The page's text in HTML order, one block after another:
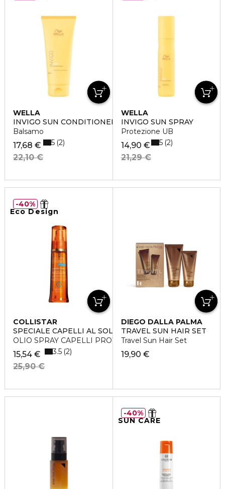
WELLA
INVIGO SUN CONDITIONER
Balsamo
17,68 €
22,10 €
5 2
WELLA
INVIGO SUN SPRAY
Protezione UB
14,90 €
21,29 €
5 2
Eco Design
COLLISTAR
SPECIALE CAPELLI AL SOLE
OLIO SPRAY CAPELLI PROTEZIONE COLORE
15,54 €
25,90 €
3.5 2
40%
DIEGO DALLA PALMA
TRAVEL SUN HAIR SET
Travel Sun Hair Set
19,90 €
SUN CARE
40%